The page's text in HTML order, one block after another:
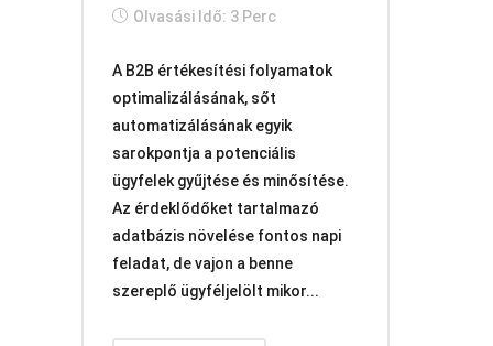
Olvasási Idő: 3 Perc
A B2B értékesítési folyamatok
optimalizálásának, sőt
automatizálásának egyik
sarokpontja a potenciális
ügyfelek gyűjtése és minősítése.
Az érdeklődőket tartalmazó
adatbázis növelése fontos napi
feladat, de vajon a benne
szereplő ügyféljelölt mikor...